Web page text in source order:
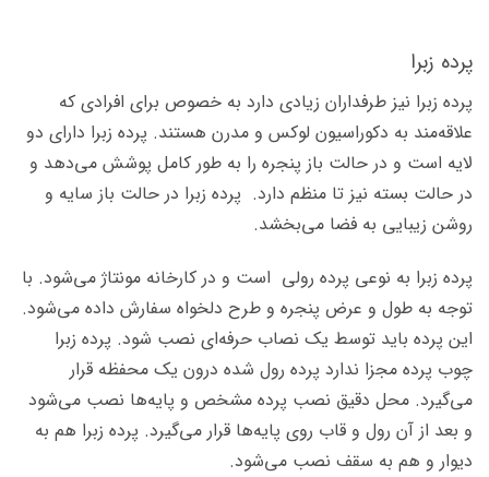
پرده زبرا
پرده زبرا نیز طرفداران زیادی دارد به خصوص برای افرادی که
علاقه‌مند به دکوراسیون لوکس و مدرن هستند. پرده زبرا دارای دو
لایه است و در حالت باز پنجره را به طور کامل پوشش می‌دهد و
در حالت بسته نیز تا منظم دارد. پرده زبرا در حالت باز سایه و
روشن زیبایی به فضا می‌بخشد.
پرده زبرا به نوعی پرده رولی است و در کارخانه مونتاژ می‌شود. با
توجه به طول و عرض پنجره و طرح دلخواه سفارش داده می‌شود.
این پرده باید توسط یک نصاب حرفه‌ای نصب شود. پرده زبرا
چوب پرده مجزا ندارد پرده رول شده درون یک محفظه قرار
می‌گیرد. محل دقیق نصب پرده مشخص و پایه‌ها نصب می‌شود
و بعد از آن رول و قاب روی پایه‌ها قرار می‌گیرد. پرده زبرا هم به
دیوار و هم به سقف نصب می‌شود.